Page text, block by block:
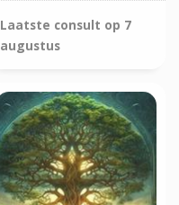
Laatste consult op 7
augustus